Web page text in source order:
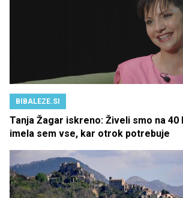
BIBALEZE.SI
Tanja Žagar iskreno: Živeli smo na 40
imela sem vse, kar otrok potrebuje